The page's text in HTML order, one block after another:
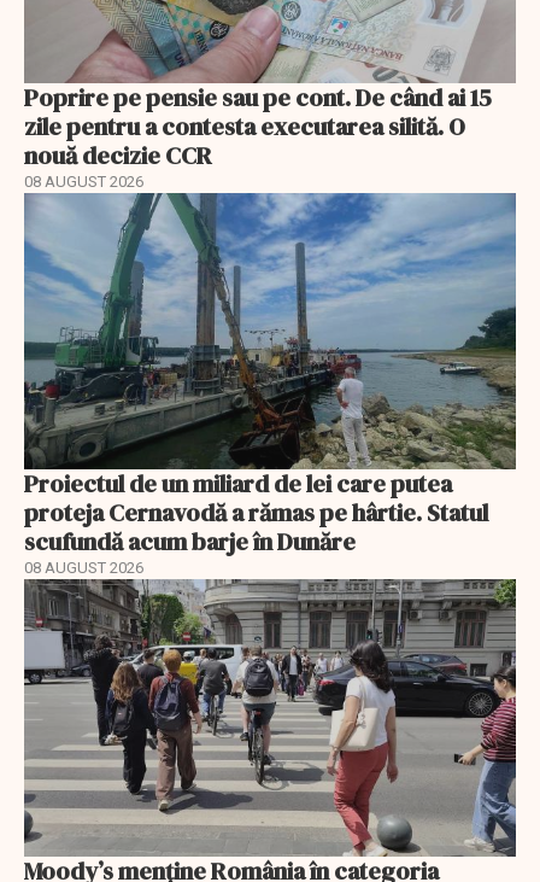
Poprire pe pensie sau pe cont. De când ai 15
zile pentru a contesta executarea silită. O
nouă decizie CCR
08 AUGUST 2026
Proiectul de un miliard de lei care putea
proteja Cernavodă a rămas pe hârtie. Statul
scufundă acum barje în Dunăre
08 AUGUST 2026
Moody’s menține România în categoria